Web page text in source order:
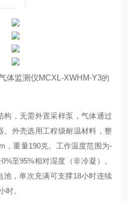
体监测仪MCXL-XWHM-Y3的
构，无需外置采样泵，气体通过
。外壳选用工程级耐温材料，整
，重量190克。工作温度范围为-
至95%相对湿度（非冷凝）。
池，单次充满可支撑18小时连续
时。